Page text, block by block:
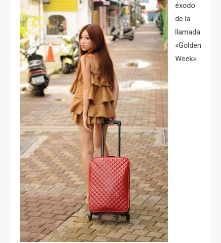
éxodo
de la
llamada
«Golden
Week»